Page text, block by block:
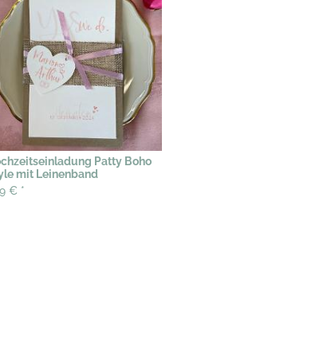
Patty Boho
mit Leinenband
€ *